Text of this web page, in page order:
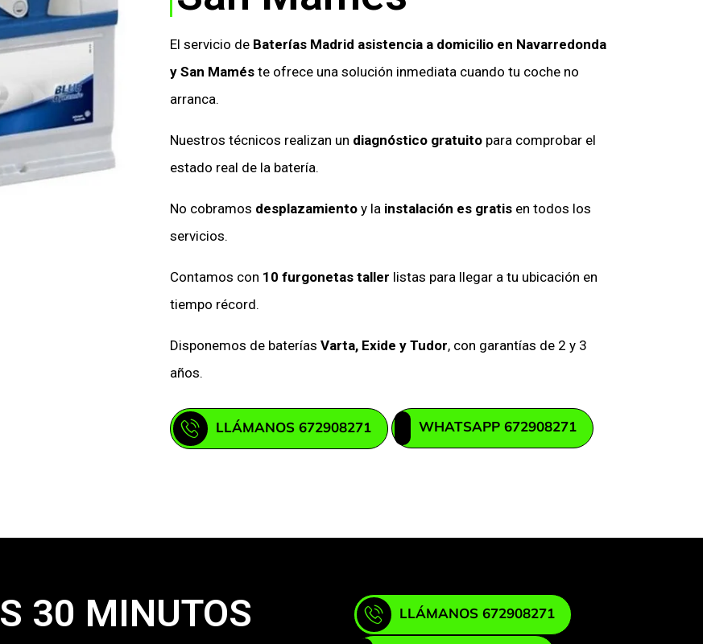
El servicio de Baterías Madrid asistencia a domicilio en Navarredonda
y San Mamés te ofrece una solución inmediata cuando tu coche no
arranca.
Nuestros técnicos realizan un diagnóstico gratuito para comprobar el
estado real de la batería.
No cobramos desplazamiento y la instalación es gratis en todos los
servicios.
Contamos con 10 furgonetas taller listas para llegar a tu ubicación en
tiempo récord.
Disponemos de baterías Varta, Exide y Tudor, con garantías de 2 y 3
años.
LLÁMANOS 672908271 WHATSAPP 672908271
30 MINUTOS LLÁMANOS 672908271